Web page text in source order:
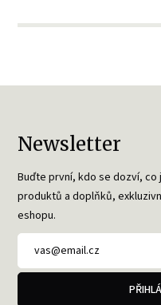
Newsletter
Buďte první, kdo se dozví,
produktů a doplňků,
eshopu.